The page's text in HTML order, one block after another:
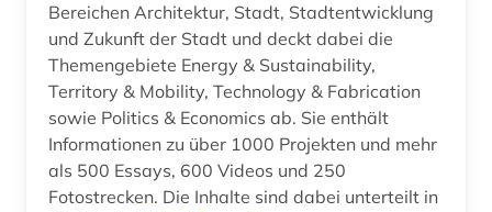
Bereichen Architektur, Stadt, Stadtentwicklung
und Zukunft der Stadt und deckt dabei die
Themengebiete Energy & Sustainability,
Territory & Mobility, Technology & Fabrication
sowie Politics & Economics ab. Sie enthält
Informationen zu über 1000 Projekten und mehr
als 500 Essays, 600 Videos und 250
Fotostrecken. Die Inhalte sind dabei unterteilt in